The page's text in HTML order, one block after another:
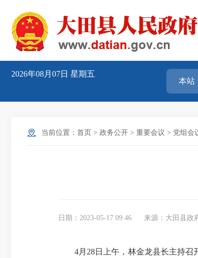
2026年08月07日 星期五
当前位置： 首页 > 政务公开 > 重要会议 > 党组会
日期：2023-05-17 09:46 来源：大田县政
4月28日上午，林金龙县长主持召开